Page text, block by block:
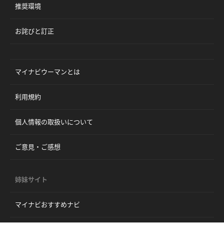
推奨環境
お詫びと訂正
マイナビウーマンとは
利用規約
個人情報の取扱いについて
ご意見・ご感想
姉妹サイト
マイナビおすすめナビ